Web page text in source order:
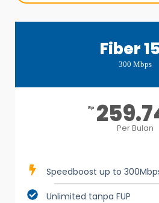
Fiber
300 Mbps
Rp
Per Bulan
Speedboost up to
Unlimited tanpa FUP